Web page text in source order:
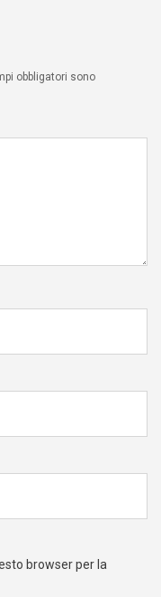
obbligatori sono
browser per la